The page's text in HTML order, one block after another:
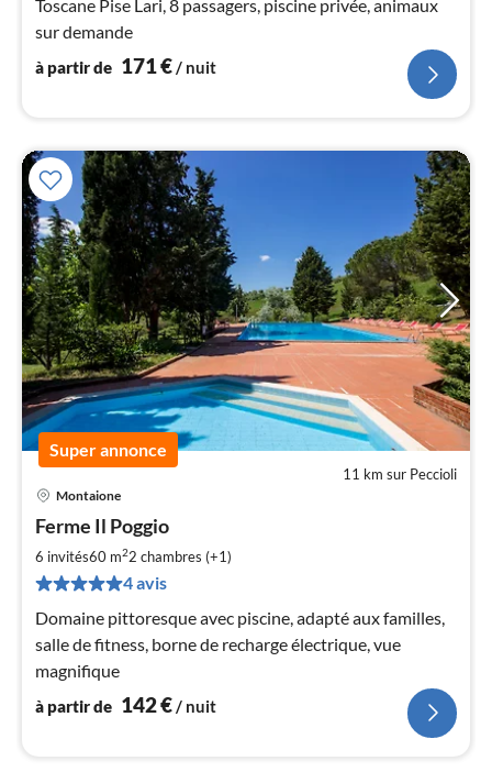
Toscane Pise Lari, 8 passagers, piscine privée, animaux
sur demande
à partir de 171€/ nuit
Super annonce
11 km sur Peccioli
Montaione
Ferme Il Poggio
6 invités60 m22 chambres (+1)
4 avis
Domaine pittoresque avec piscine, adapté aux familles,
salle de fitness, borne de recharge électrique, vue
magnifique
à partir de 142€ / nuit